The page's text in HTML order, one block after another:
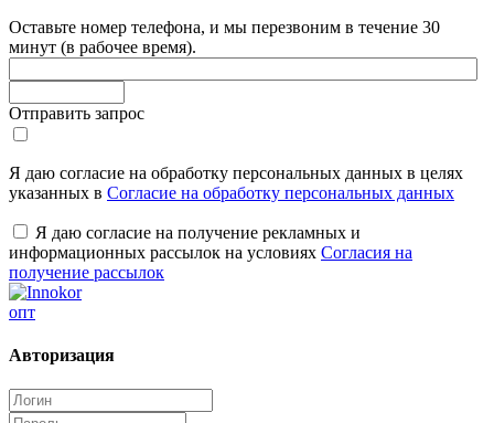
Оставьте номер телефона, и мы перезвоним в течение 30
минут (в рабочее время).
Отправить запрос
Я даю согласие на обработку персональных данных в целях
указанных в Согласие на обработку персональных данных
Я даю согласие на получение рекламных и
информационных рассылок на условиях Согласия на
получение рассылок
опт
Авторизация